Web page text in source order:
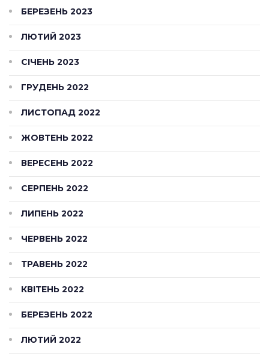
БЕРЕЗЕНЬ 2023
ЛЮТИЙ 2023
СІЧЕНЬ 2023
ГРУДЕНЬ 2022
ЛИСТОПАД 2022
ЖОВТЕНЬ 2022
ВЕРЕСЕНЬ 2022
СЕРПЕНЬ 2022
ЛИПЕНЬ 2022
ЧЕРВЕНЬ 2022
ТРАВЕНЬ 2022
КВІТЕНЬ 2022
БЕРЕЗЕНЬ 2022
ЛЮТИЙ 2022